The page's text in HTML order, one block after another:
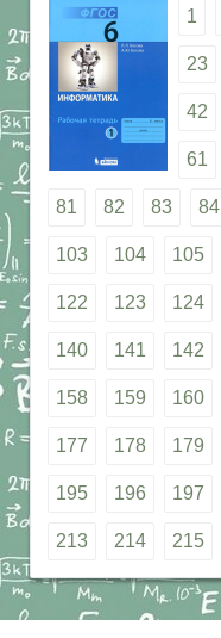
1
23
42
61
81 82 83 84
103 104 105
122 123 124
140 141 142
158 159 160
177 178 179
195 196 197
213 214 215